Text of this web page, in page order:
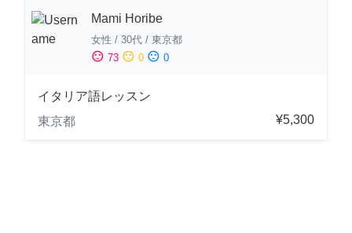
Mami Horibe
女性 / 30代 / 東京都
sentiment_satisfied 73 sentiment_neutral 0 sentiment_dissatisfied 0
イタリア語レッスン
東京都
¥5,300